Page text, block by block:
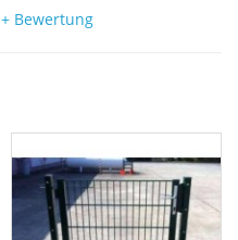
+ Bewertung